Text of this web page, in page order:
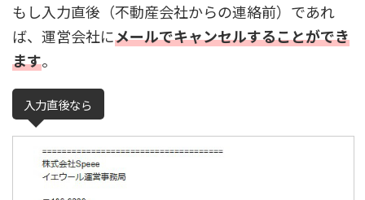
もし入力直後（不動産会社からの連絡前）であれ
ば、運営会社にメールでキャンセルすることができ
ます。
入力直後なら